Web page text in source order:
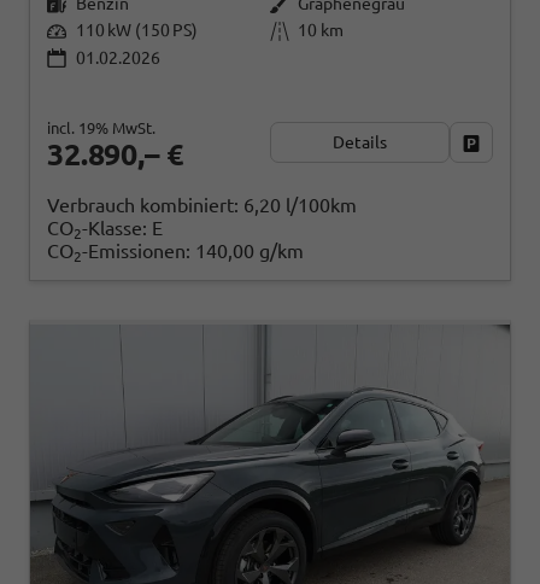
110 kW (150 PS)
10 km
01.02.2026
32.890,– €
incl. 19% MwSt.
Details
Verbrauch kombiniert: 6,20 l/100km
CO2-Klasse: E
CO2-Emissionen: 140,00 g/km